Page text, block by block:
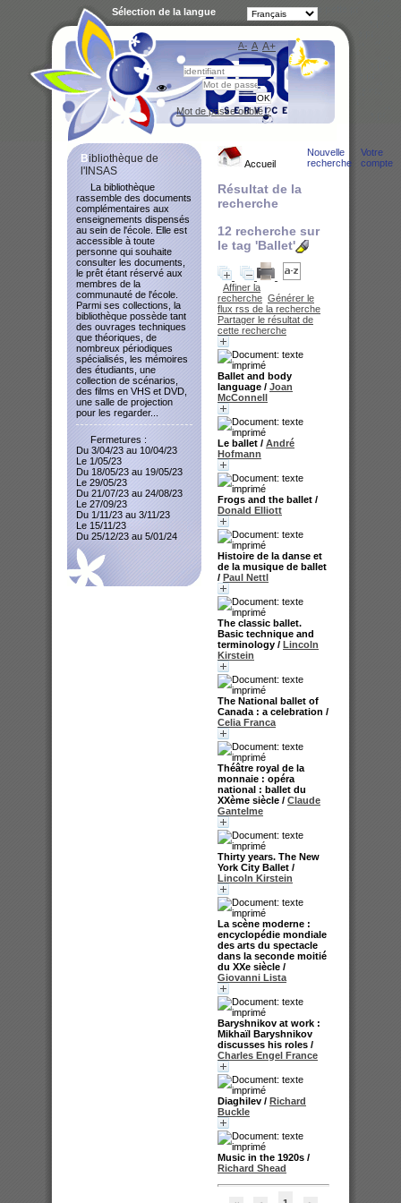
Accueil
Nouvelle
recherche
Votre
compte
Résultat de la
recherche
12 recherche sur
le tag 'Ballet'
Affiner la
recherche Générer le
flux rss de la recherche
Partager le résultat de
cette recherche
Ballet and body
language / Joan
McConnell
Le ballet / André
Hofmann
Frogs and the ballet /
Donald Elliott
Histoire de la danse et
de la musique de ballet
/ Paul Nettl
The classic ballet.
Basic technique and
terminology / Lincoln
Kirstein
The National ballet of
Canada : a celebration /
Celia Franca
Théâtre royal de la
monnaie : opéra
national : ballet du
XXème siècle / Claude
Gantelme
Thirty years. The New
York City Ballet /
Lincoln Kirstein
La scène moderne :
encyclopédie mondiale
des arts du spectacle
dans la seconde moitié
du XXe siècle /
Giovanni Lista
Baryshnikov at work :
Mikhaïl Baryshnikov
discusses his roles /
Charles Engel France
Diaghilev / Richard
Buckle
Music in the 1920s /
Richard Shead
Bibliothèque de
l'INSAS
La bibliothèque
rassemble des documents
complémentaires aux
enseignements dispensés
au sein de l'école. Elle est
accessible à toute
personne qui souhaite
consulter les documents,
le prêt étant réservé aux
membres de la
communauté de l'école.
Parmi ses collections, la
bibliothèque possède tant
des ouvrages techniques
que théoriques, de
nombreux périodiques
spécialisés, les mémoires
des étudiants, une
collection de scénarios,
des films en VHS et DVD,
une salle de projection
pour les regarder...
Fermetures :
Du 3/04/23 au 10/04/23
Le 1/05/23
Du 18/05/23 au 19/05/23
Le 29/05/23
Du 21/07/23 au 24/08/23
Le 27/09/23
Du 1/11/23 au 3/11/23
Le 15/11/23
Du 25/12/23 au 5/01/24
A- A A+
Sélection de la langue
Mot de passe oublié ?